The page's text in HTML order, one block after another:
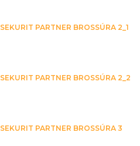
SEKURIT PARTNER BROSSÚRA 2_1
SEKURIT PARTNER BROSSÚRA 2_2
SEKURIT PARTNER BROSSÚRA 3